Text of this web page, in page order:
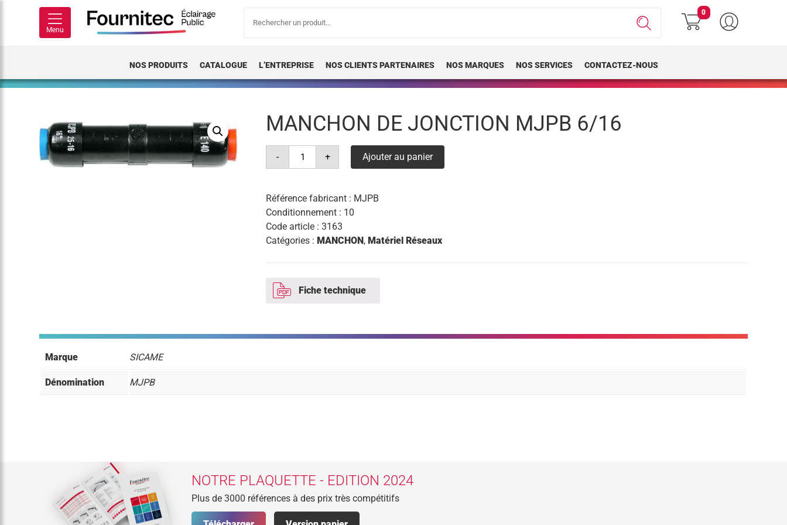
Menu
pour :
0
NOS PRODUITS CATALOGUE L’ENTREPRISE NOS CLIENTS PARTENAIRES NOS MARQUES NOS SERVICES CONTACTEZ-NOUS
MANCHON DE JONCTION MJPB 6/16
-
quantité
manchon
mjpb
6/16
+ Ajouter au panier
Référence fabricant : MJPB
Conditionnement : 10
Code article :3163
Catégories :MANCHON,Matériel Réseaux
Fiche technique
Marque SICAME
Dénomination MJPB
NOTRE PLAQUETTE - EDITION 2024
Plus de 3000 références à des prix très compétitifs